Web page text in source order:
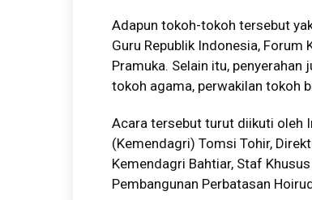
Adapun tokoh-tokoh tersebut
Guru Republik Indonesia, Forum
Pramuka. Selain itu,
tokoh agama, perwakilan tokoh
Acara tersebut turut diikuti oleh
(Kemendagri) Tomsi Tohir,
Kemendagri Bahtiar, Staf
Pembangunan Perbatasan